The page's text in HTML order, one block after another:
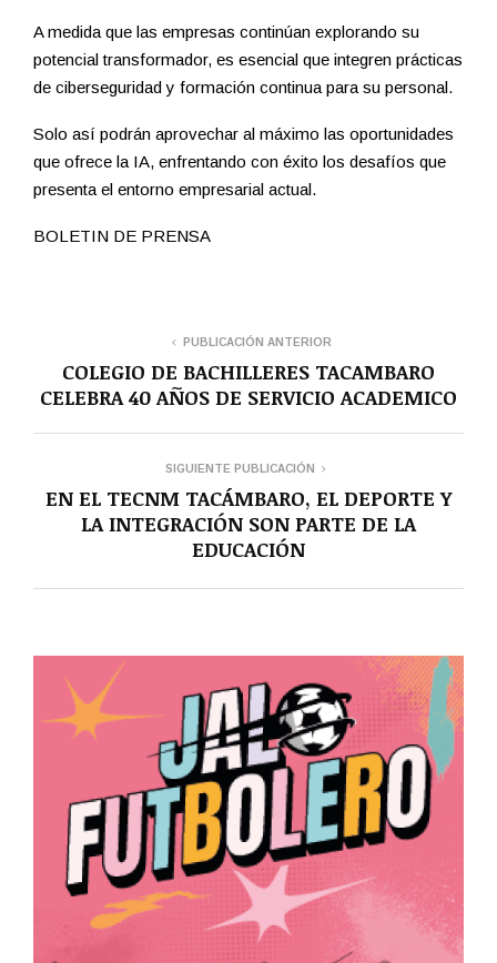
A medida que las empresas continúan explorando su
potencial transformador, es esencial que integren prácticas
de ciberseguridad y formación continua para su personal.
Solo así podrán aprovechar al máximo las oportunidades
que ofrece la IA, enfrentando con éxito los desafíos que
presenta el entorno empresarial actual.
BOLETIN DE PRENSA
PUBLICACIÓN ANTERIOR
COLEGIO DE BACHILLERES TACAMBARO
CELEBRA 40 AÑOS DE SERVICIO ACADEMICO
SIGUIENTE PUBLICACIÓN
EN EL TECNM TACÁMBARO, EL DEPORTE Y
LA INTEGRACIÓN SON PARTE DE LA
EDUCACIÓN